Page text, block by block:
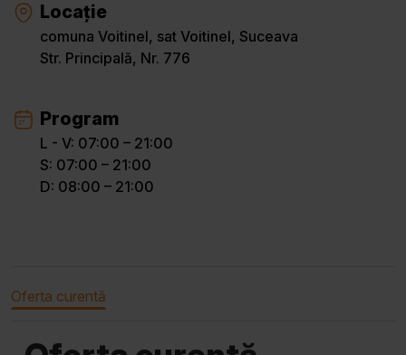
Locație
comuna Voitinel, sat Voitinel, Suceava
Str. Principală, Nr. 776
Program
L - V: 07:00 – 21:00
S: 07:00 – 21:00
D: 08:00 – 21:00
Oferta curentă